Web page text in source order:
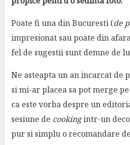
Poate fi una din Bucuresti (de
impresionat sau poate din
fel de sugestii sunt demne de
Ne asteapta un an incarcat de
si mi-ar placea sa pot merge
ca este vorba despre un
sesiune de cookingintr-un
pur si simplu o recomandare